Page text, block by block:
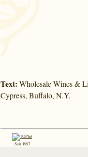
Text: Wholesale Wines &
Cypress, Buffalo, N.Y.
Seit 1997